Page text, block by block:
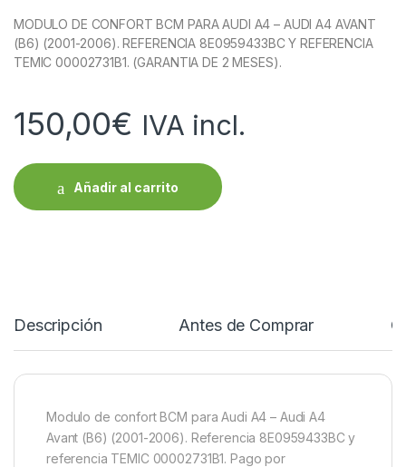
MODULO DE CONFORT BCM PARA AUDI A4 – AUDI A4 AVANT
(B6) (2001-2006). REFERENCIA 8E0959433BC Y REFERENCIA
TEMIC 00002731B1. (GARANTIA DE 2 MESES).
150,00€ IVA incl.
Añadir al carrito
Descripción Antes de Comprar
Modulo de confort BCM para Audi A4 – Audi A4
Avant (B6) (2001-2006). Referencia 8E0959433BC y
referencia TEMIC 00002731B1. Pago por